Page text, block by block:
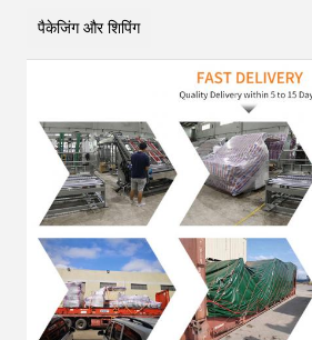
पैकेजिंग और शिपिंग